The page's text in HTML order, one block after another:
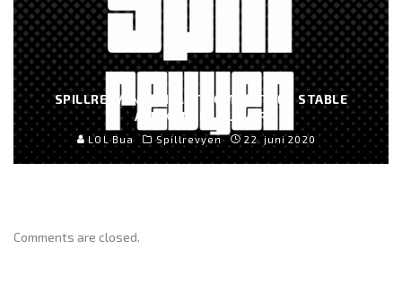
SPILLREVYEN: SPILLET SOM LOT DEG STABLE
AFRIKANSKE SLAVER
LOL Bua Spillrevyen 22. juni 2020
Comments are closed.